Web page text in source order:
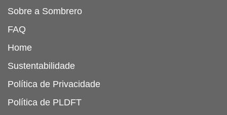
Sobre a Sombrero
FAQ
Home
Sustentabilidade
Política de Privacidade
Política de PLDFT